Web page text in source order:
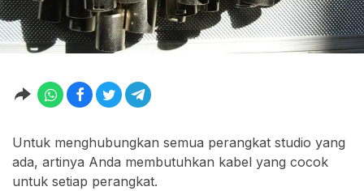
Untuk menghubungkan semua perangkat studio yang
ada, artinya Anda membutuhkan kabel yang cocok
untuk setiap perangkat.